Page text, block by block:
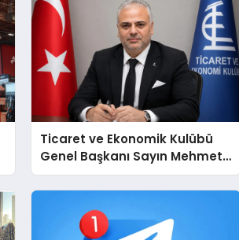
Ticaret ve Ekonomik Kulübü
Genel Başkanı Sayın Mehmet
Ulutaş, ekonomiye dair yaptığı
açıklamada şunları kaydetti: